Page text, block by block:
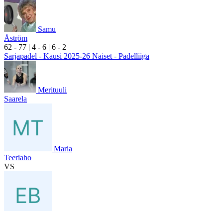
Samu
Åström
62 - 77 | 4 - 6 | 6 - 2
Sarjapadel - Kausi 2025-26 Naiset - Padelliiga
Merituuli
Saarela
Maria
Teeriaho
VS